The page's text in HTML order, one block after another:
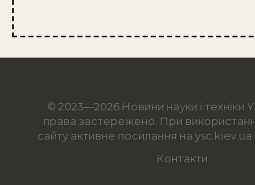
© 2023—2026 Новини науки і техніки
права застережено. При
сайту активне посилання на
Контакти